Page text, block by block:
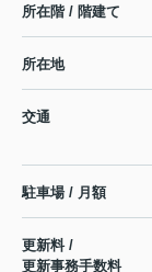
所在階 / 階建て
所在地
交通
駐車場 / 月額
更新料 /
更新事務手数料